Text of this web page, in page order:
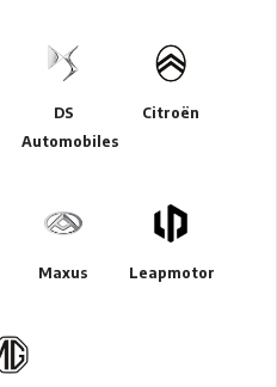
DS
Automobiles
Citroën
Maxus Leapmotor